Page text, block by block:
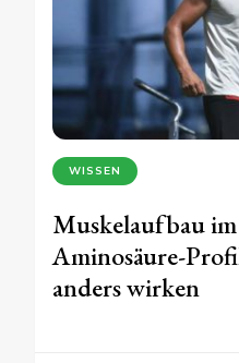
WISSEN
Muskelaufbau
Aminosäure-
anders wirken